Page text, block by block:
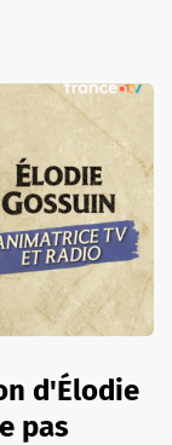
d'Élodie
pas